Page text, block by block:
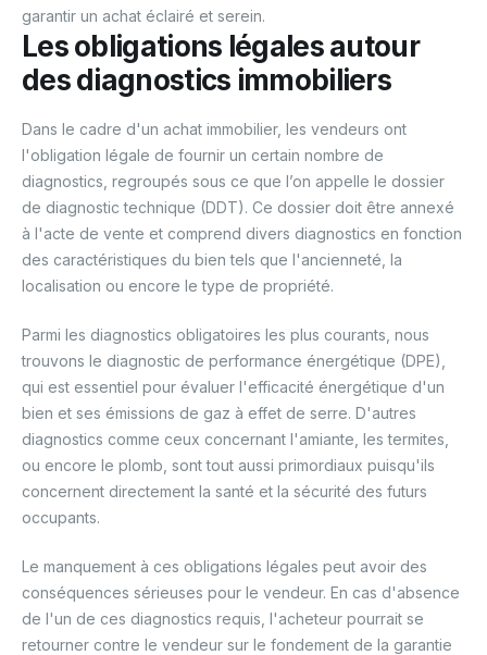
garantir un achat éclairé et serein.
Les obligations légales autour
des diagnostics immobiliers
Dans le cadre d'un achat immobilier, les vendeurs ont
l'obligation légale de fournir un certain nombre de
diagnostics, regroupés sous ce que l’on appelle le dossier
de diagnostic technique (DDT). Ce dossier doit être annexé
à l'acte de vente et comprend divers diagnostics en fonction
des caractéristiques du bien tels que l'ancienneté, la
localisation ou encore le type de propriété.
Parmi les diagnostics obligatoires les plus courants, nous
trouvons le diagnostic de performance énergétique (DPE),
qui est essentiel pour évaluer l'efficacité énergétique d'un
bien et ses émissions de gaz à effet de serre. D'autres
diagnostics comme ceux concernant l'amiante, les termites,
ou encore le plomb, sont tout aussi primordiaux puisqu'ils
concernent directement la santé et la sécurité des futurs
occupants.
Le manquement à ces obligations légales peut avoir des
conséquences sérieuses pour le vendeur. En cas d'absence
de l'un de ces diagnostics requis, l'acheteur pourrait se
retourner contre le vendeur sur le fondement de la garantie